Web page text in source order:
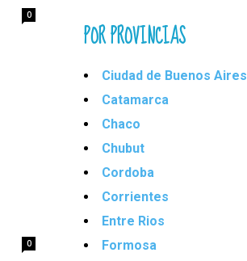
0
0
POR PROVINCIAS
Ciudad de Buenos Aires
Catamarca
Chaco
Chubut
Cordoba
Corrientes
Entre Rios
Formosa